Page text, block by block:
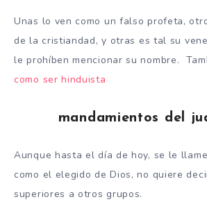
Unas lo ven como un falso profeta,
de la cristiandad, y otras es tal su
le prohíben mencionar su nombre.
como ser hinduista
mandamientos del
Aunque hasta el día de hoy, se le
como el elegido de Dios, no quiere
superiores a otros grupos.